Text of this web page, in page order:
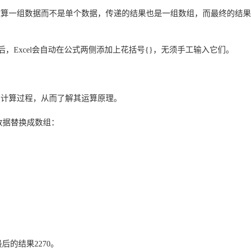
一组数据而不是单个数据，传递的结果也是一组数组，而最终的结果
，Excel会自动在公式两侧添加上花括号{}，无须手工输入它们。
算过程，从而了解其运算原理。
替换成数组：
的结果2270。